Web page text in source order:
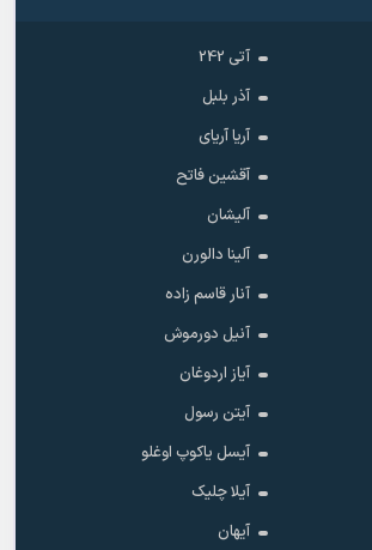
آتی 242
آذر بلبل
آریا آریای
آقشین فاتح
آلیشان
آلینا دالورن
آنار قاسم زاده
آنیل دورموش
آیاز اردوغان
آیتن رسول
آیسل یاکوپ اوغلو
آیلا چلیک
آیهان